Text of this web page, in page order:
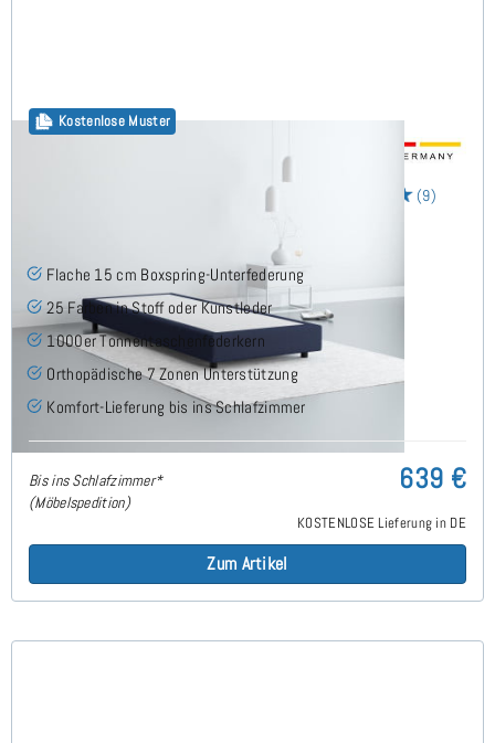
Kostenlose Muster
15cm Boxspring Base 90x210 cm (9)
Flache 15 cm Boxspring-Unterfederung
25 Farben in Stoff oder Kunstleder
1000er Tonnentaschenfederkern
Orthopädische 7 Zonen Unterstützung
Komfort-Lieferung bis ins Schlafzimmer
Bis ins Schlafzimmer*
(Möbelspedition)
639 €
KOSTENLOSE Lieferung in DE
Zum Artikel